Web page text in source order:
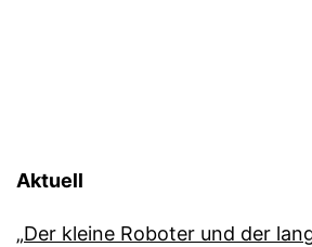
Aktuell
„Der kleine Roboter und der